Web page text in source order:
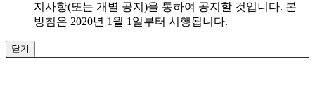
지사항(또는 개별 공지)을 통하여 공지할 것입니다. 본
방침은 2020년 1월 1일부터 시행됩니다.
닫기